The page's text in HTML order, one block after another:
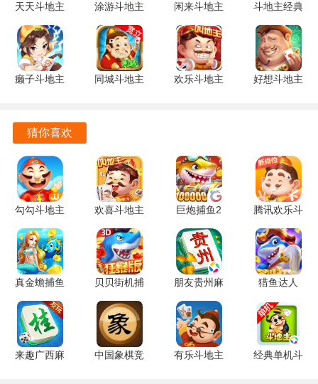
的需求。
2. 游戏界面设计简洁，操作流畅，为玩家提供了舒适的游戏
体验，让人能够专注于游戏本身，享受每一局的乐趣。
4. 金牌斗地主注重社交互动，玩家可以与好友组队竞技，分
享游戏乐趣，增加了游戏的社交属性。
金牌斗地主怎么玩
则，包括牌型、出牌顺序等，以便更好地应对对手。
2. 善用策略：玩家应根据手中的牌灵活制定策略，考虑出牌
顺序和对手的可能反应，做到心中有数。
3. 观察对手：注意观察对手的出牌习惯和策略，及时调整自
己的游戏计划，抓住对手的弱点，增加获胜的机会。
天天斗地主
3.00.0039
安卓版
涂游斗地主
3.6.0720
安卓版
闲来斗地主
201.10.1
安卓版
斗地主经典
版 6.7 安卓
版
癞子斗地主
同城斗地主
欢乐斗地主
好想斗地主
猜你喜欢
勾勾斗地主
6.01.01 安
卓版
欢喜斗地主
赢话费版
5.1.426 安
卓版
巨炮捕鱼2
限量版
5.5.2.0 安
卓版
腾讯欢乐斗
地主2025
年新版
8.056.016
安卓版
真金蟾捕鱼
5.5.2.0 安
卓版
贝贝街机捕
鱼
1.0.20051
官方版
朋友贵州麻
将 1.1.3.3
安卓版
猎鱼达人
卓版
来趣广西麻
中国象棋竞
有乐斗地主
经典单机斗